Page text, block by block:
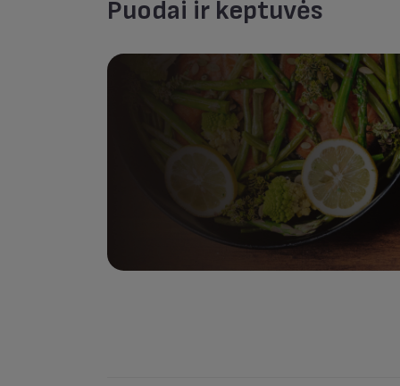
Puodai ir keptuvės